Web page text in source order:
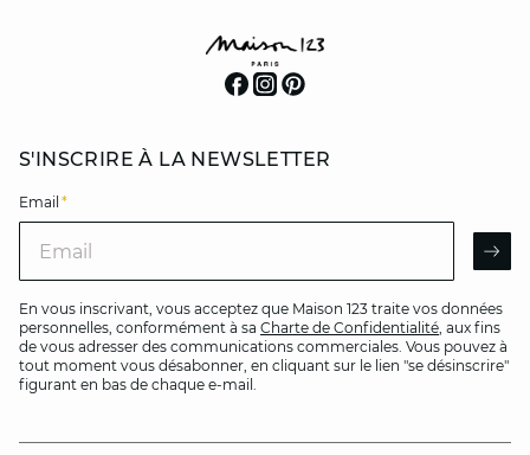
S'INSCRIRE À LA NEWSLETTER
Email *
En vous inscrivant, vous acceptez que Maison 123 traite vos données
personnelles, conformément à sa Charte de Confidentialité, aux fins
de vous adresser des communications commerciales. Vous pouvez à
tout moment vous désabonner, en cliquant sur le lien "se désinscrire"
figurant en bas de chaque e-mail.